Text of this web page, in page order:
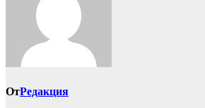
ОтРедакция